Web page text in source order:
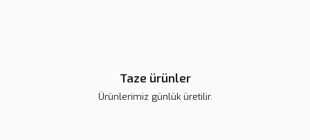
Taze ürünler
Ürünlerimiz günlük üretilir.